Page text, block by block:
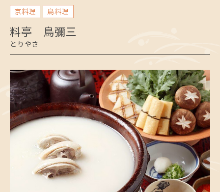
京料理 鳥料理
料亭 鳥彌三
とりやさ